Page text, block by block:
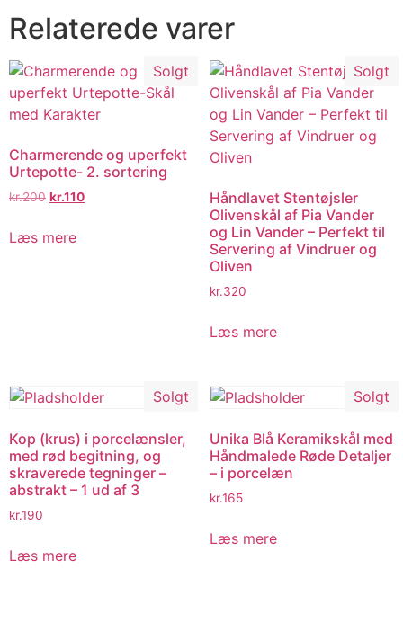
Relaterede varer
Solgt
Charmerende og uperfekt
Urtepotte- 2. sortering
kr.200 kr.110
Læs mere
Solgt
Håndlavet Stentøjsler
Olivenskål af Pia Vander
og Lin Vander – Perfekt til
Servering af Vindruer og
Oliven
kr.320
Læs mere
Solgt
Kop (krus) i porcelænsler,
med rød begitning, og
skraverede tegninger –
abstrakt – 1 ud af 3
kr.190
Læs mere
Solgt
Unika Blå Keramikskål med
Håndmalede Røde Detaljer
– i porcelæn
kr.165
Læs mere